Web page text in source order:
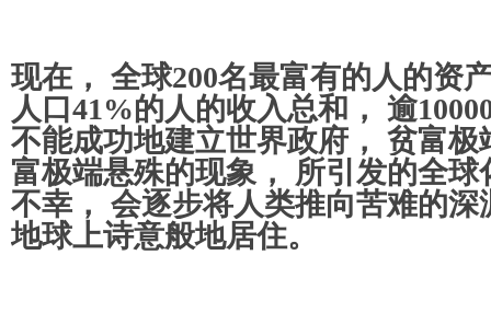
现在， 全球200名最富有的人的资
人口41%的人的收入总和， 逾
不能成功地建立世界政府， 贫富极
富极端悬殊的现象， 所引发的全
不幸， 会逐步将人类推向苦难的深
地球上诗意般地居住。